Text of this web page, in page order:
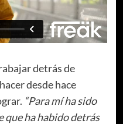
detrás de
desde hace
“Para mí ha sido
que ha habido detrás